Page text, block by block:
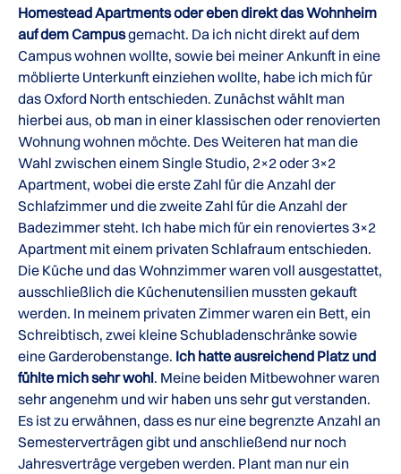
Homestead Apartments oder eben direkt das Wohnheim
auf dem Campusgemacht. Da ich nicht direkt auf dem
Campus wohnen wollte, sowie bei meiner Ankunft in eine
möblierte Unterkunft einziehen wollte, habe ich mich für
das Oxford North entschieden. Zunächst wählt man
hierbei aus, ob man in einer klassischen oder renovierten
Wohnung wohnen möchte. Des Weiteren hat man die
Wahl zwischen einem Single Studio, 2×2 oder 3×2
Apartment, wobei die erste Zahl für die Anzahl der
Schlafzimmer und die zweite Zahl für die Anzahl der
Badezimmer steht. Ich habe mich für ein renoviertes 3×2
Apartment mit einem privaten Schlafraum entschieden.
Die Küche und das Wohnzimmer waren voll ausgestattet,
ausschließlich die Küchenutensilien mussten gekauft
werden. In meinem privaten Zimmer waren ein Bett, ein
Schreibtisch, zwei kleine Schubladenschränke sowie
eine Garderobenstange. Ich hatte ausreichend Platz und
fühlte mich sehr wohl. Meine beiden Mitbewohner waren
sehr angenehm und wir haben uns sehr gut verstanden.
Es ist zu erwähnen, dass es nur eine begrenzte Anzahl an
Semesterverträgen gibt und anschließend nur noch
Jahresverträge vergeben werden. Plant man nur ein